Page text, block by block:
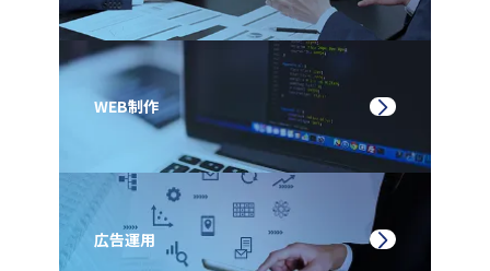
WEB制作
広告運用